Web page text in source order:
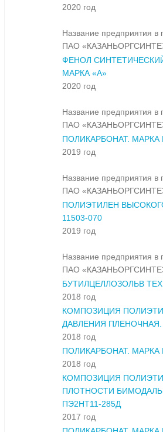
2020 год
Название предприятия в
ПАО
ФЕНОЛ
МАРКА «А»
2020 год
Название предприятия в
ПАО
ПОЛИКАРБОНАТ. МАРКА
2019 год
Название предприятия в
ПАО
ПОЛИЭТИЛЕН
11503-070
2019 год
Название предприятия в
ПАО
БУТИЛЦЕЛЛОЗОЛЬВ
2018 год
КОМПОЗИЦИЯ
ДАВЛЕНИЯ ПЛЕНОЧНАЯ.
2018 год
ПОЛИКАРБОНАТ. МАРКА
2018 год
КОМПОЗИЦИЯ
ПЛОТНОСТИ
ПЭ2НТ11-285Д
2017 год